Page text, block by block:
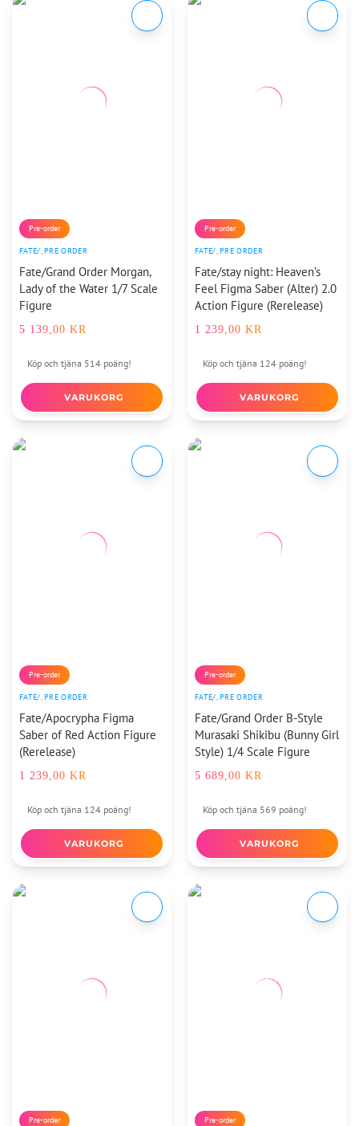
Pre-order
FATE/,PRE ORDER
Fate/Grand Order Morgan,
Lady of the Water 1/7 Scale
Figure
5 139,00 KR
Köp och tjäna 514 poäng!
VARUKORG
Pre-order
FATE/,PRE ORDER
Fate/stay night: Heaven’s
Feel Figma Saber (Alter) 2.0
Action Figure (Rerelease)
1 239,00 KR
Köp och tjäna 124 poäng!
VARUKORG
Pre-order
FATE/ ,PRE ORDER
Fate/Apocrypha Figma
Saber of Red Action Figure
(Rerelease)
1 239,00 KR
Köp och tjäna 124 poäng!
VARUKORG
Pre-order
FATE/ ,PRE ORDER
Fate/Grand Order B-Style
Murasaki Shikibu (Bunny Girl
Style) 1/4 Scale Figure
5 689,00 KR
Köp och tjäna 569 poäng!
VARUKORG
Pre-order Pre-order